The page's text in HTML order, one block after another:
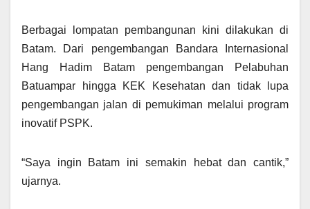
Berbagai lompatan pembangunan kini dilakukan di
Batam. Dari pengembangan Bandara Internasional
Hang Hadim Batam pengembangan Pelabuhan
Batuampar hingga KEK Kesehatan dan tidak lupa
pengembangan jalan di pemukiman melalui program
inovatif PSPK.
“Saya ingin Batam ini semakin hebat dan cantik,”
ujarnya.